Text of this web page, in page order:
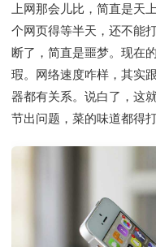
上网那会儿比，简直是天
个网页得等半天，还不能
断了，简直是噩梦。现在
瑕。网络速度咋样，其实
器都有关系。说白了，这
节出问题，菜的味道都得打